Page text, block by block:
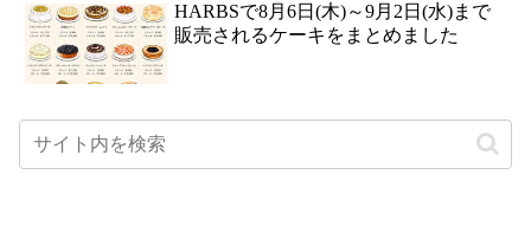
HARBSで8月6日(木)～9月2日(水)まで
販売されるケーキをまとめました